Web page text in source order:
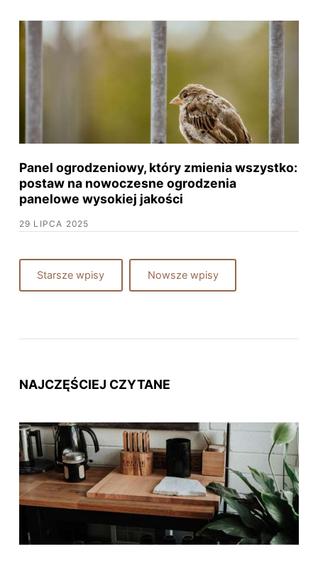
Panel ogrodzeniowy, który zmienia wszystko:
postaw na nowoczesne ogrodzenia
panelowe wysokiej jakości
29 LIPCA 2025
Starsze wpisy Nowsze wpisy
NAJCZĘŚCIEJ CZYTANE